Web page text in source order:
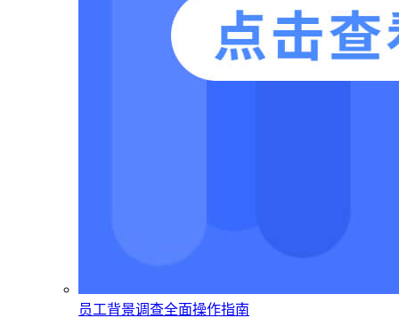
员工背景调查全面操作指南